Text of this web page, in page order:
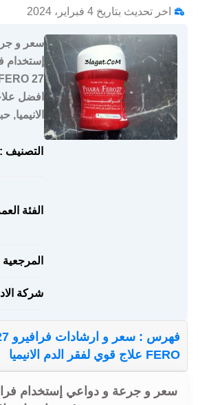
اخر تحديث بتاريخ 4 فبراير، 2024
سعر و
افضل
التصنيف :
الفئة
المرجعية
شركة
FERO علاج قوي لفقر الدم الانيميا